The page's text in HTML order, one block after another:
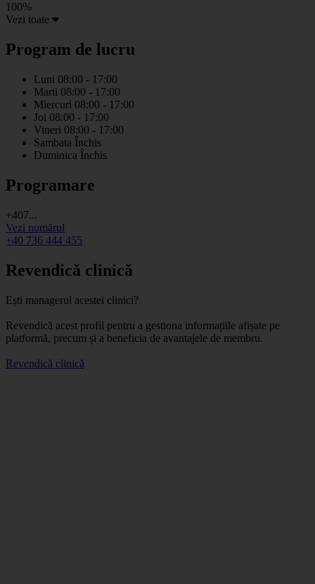
100%
Vezi toate
Program de lucru
Luni 08:00 - 17:00
Marti 08:00 - 17:00
Miercuri 08:00 - 17:00
Joi 08:00 - 17:00
Vineri 08:00 - 17:00
Sambata Închis
Duminica Închis
Programare
+407...
Vezi numărul
+40 736 444 455
Revendică clinică
Ești managerul acestei clinici?
Revendică acest profil pentru a gestiona informațiile afișate pe
platformă, precum și a beneficia de avantajele de membru.
Revendică clinică